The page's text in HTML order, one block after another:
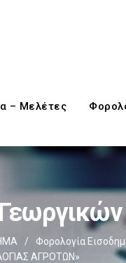
– Μελέτες
/ Φορολογία
ΑΓΡΟΤΩΝ»